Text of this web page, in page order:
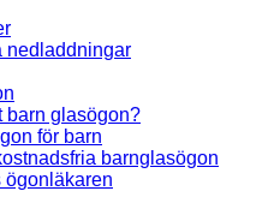
nedladdningar
barn glasögon?
för barn
barnglasögon
ögonläkaren